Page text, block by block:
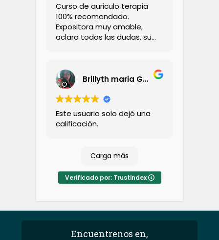
Curso de auriculo terapia
100% recomendado.
Expositora muy amable,
aclara todas las dudas, su
confianza.
Brillyth maria Garcia morales
Este usuario solo dejó una
calificación.
Carga más
Verificado por: Trustindex
Encuentrenos en,